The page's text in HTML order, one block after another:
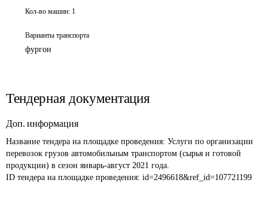
Кол-во машин: 1
Варианты транспорта
фургон
Тендерная документация
Доп. информация
Название тендера на площадке проведения: Услуги по организации
перевозок грузов автомобильным транспортом (сырья и готовой
продукции) в сезон январь-август 2021 года.
ID тендера на площадке проведения: id=2496618&ref_id=107721199